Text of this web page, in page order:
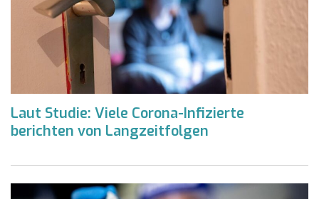
Laut Studie: Viele Corona-Infizierte
berichten von Langzeitfolgen